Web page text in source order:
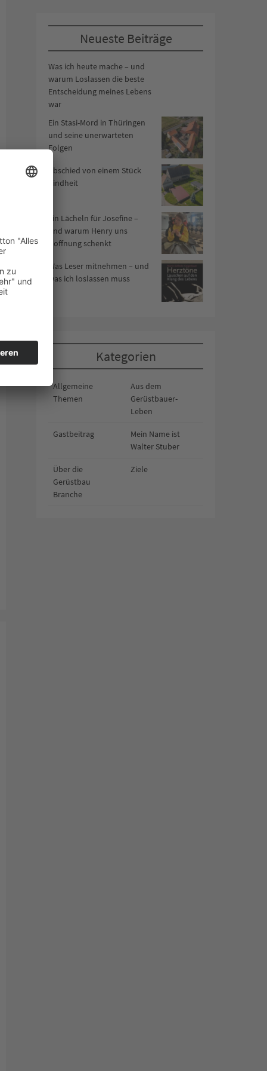
Neueste Beiträge
Was ich heute mache – und
warum Loslassen die beste
Entscheidung meines Lebens
war
Ein Stasi-Mord in Thüringen
und seine unerwarteten
Folgen
Abschied von einem Stück
Kindheit
Ein Lächeln für Josefine –
und warum Henry uns
Hoffnung schenkt
Was Leser mitnehmen – und
was ich loslassen muss
Kategorien
Allgemeine
Themen
Aus dem
Gerüstbauer-
Leben
Gastbeitrag
Mein Name ist
Walter Stuber
Über die
Gerüstbau
Branche
Ziele